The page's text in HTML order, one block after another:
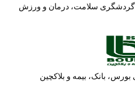
گردشگری سلامت، درمان و ورزش
بانک، بیمه و بلاکچین